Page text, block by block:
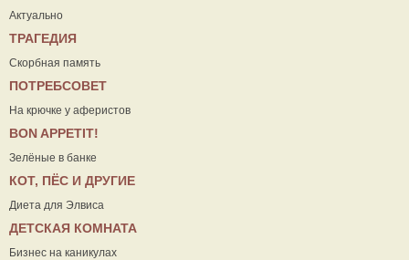
Актуально
ТРАГЕДИЯ
Скорбная память
ПОТРЕБСОВЕТ
На крючке у аферистов
ВON APPETIT!
Зелёные в банке
КОТ, ПЁС И ДРУГИЕ
Диета для Элвиса
ДЕТСКАЯ КОМНАТА
Бизнес на каникулах